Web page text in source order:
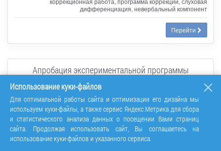
дифференциация, невербальный компонент
Перейти
Апробация экспериментальной программы
на первоначальном этапе обучения игре
на фортепиано в условиях дополнительного
образования
Статья в сборнике трудов конференции
Психолого-педагогическое сопровождение общего,
Использование куки-файлов
Для оптимальной работы сайта и оптимизации его дизайна мы
используем куки-файлы, а также сервис Яндекс.Метрика для сбора
и статистического анализа данных о посещении Вами страниц
сайта. Продолжая использовать сайт, Вы соглашаетесь на
использование куки-файлов и указанного сервиса.